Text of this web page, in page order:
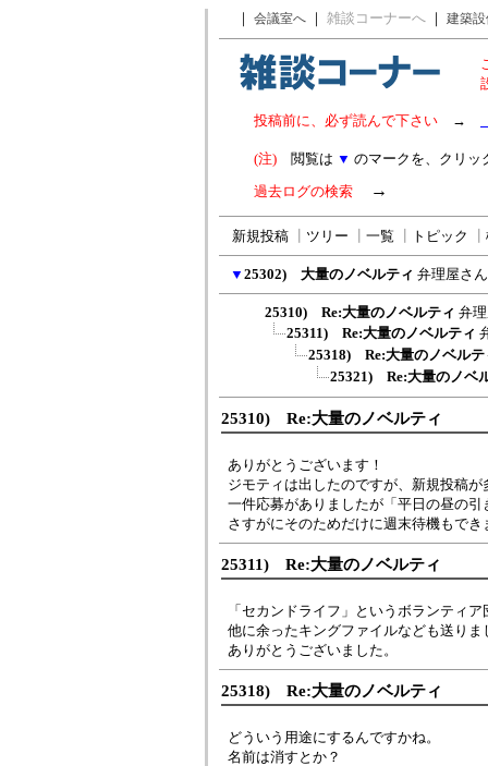
｜ 会議室へ ｜ 雑談コーナーへ ｜ 建築
投稿前に、必ず読んで下さい →
(注) 閲覧は ▼ のマークを、クリッ
過去ログの検索 →
新規投稿 ツリー 一覧 トピック
▼ 25302) 大量のノベルティ 弁理屋さん
25310) Re:大量のノベルティ 弁
25311) Re:大量のノベルティ
25318) Re:大量のノベルテ
25321) Re:大量のノベ
25310) Re:大量のノベルティ
ありがとうございます！
ジモティは出したのですが、新規投稿
一件応募がありましたが「平日の昼の
さすがにそのためだけに週末待機もでき
25311) Re:大量のノベルティ
「セカンドライフ」というボランティ
他に余ったキングファイルなども送りま
ありがとうございました。
25318) Re:大量のノベルティ
どういう用途にするんですかね。
名前は消すとか？